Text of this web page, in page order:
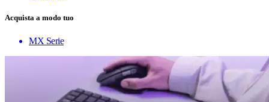
Acquista a modo tuo
MX Serie